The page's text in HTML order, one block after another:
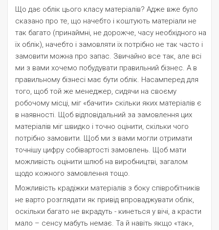
Що дає облік цього класу матеріалів? Адже вже було
сказано про те, що начебто і коштують матеріали не
так багато (принаймні, не дорожче, часу необхідного на
їх облік), начебто і замовляти їх потрібно не так часто і
замовити можна про запас. Звичайно все так, але всі
ми з вами хочемо побудувати правильний бізнес. А в
правильному бізнесі має бути облік. Насамперед для
того, щоб той же менеджер, сидячи на своєму
робочому місці, міг «бачити» скільки яких матеріалів є
в наявності. Щоб відповідальний за замовлення цих
матеріалів міг швидко і точно оцінити, скільки чого
потрібно замовити. Щоб ми з вами могли отримати
точнішу цифру собівартості замовлень. Щоб мати
можливість оцінити шлюб на виробництві, загалом
щодо кожного замовлення тощо.
Можливість крадіжки матеріалів з боку співробітників
не варто розглядати як привід впроваджувати облік,
оскільки багато не вкрадуть - кинеться у вічі, а красти
мало – сенсу мабуть немає. Та й навіть якщо «так»,